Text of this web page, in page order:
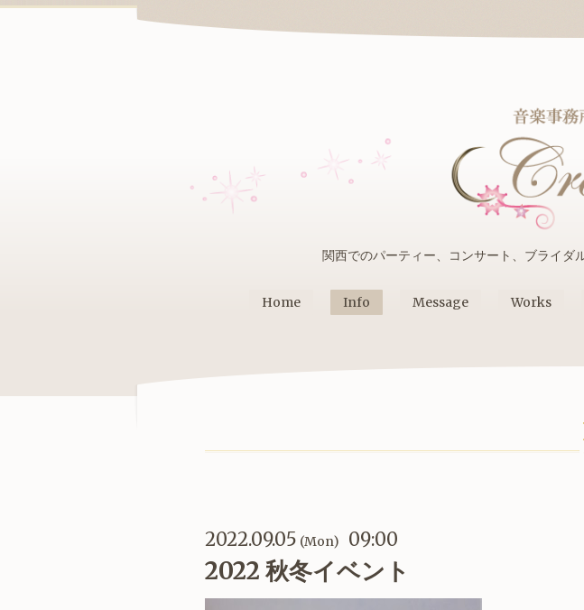
関西でのパーティー、コンサート、ブライ
Home Info Message Works
2022.09.05 (Mon) 09:00
2022 秋冬イベント